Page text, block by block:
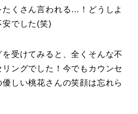
くさん言われる…！どうしよ
安でした(笑)
受けてみると、全くそんな不
ングでした！今でもカウンセ
しい桃花さんの笑顔は忘れら